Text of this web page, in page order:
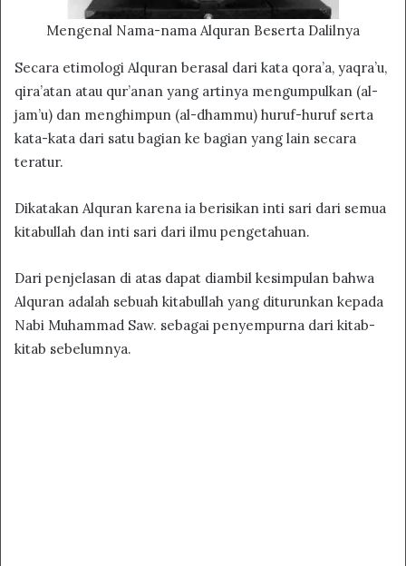
Mengenal Nama-nama Alquran Beserta Dalilnya
Secara etimologi Alquran berasal dari kata qora’a, yaqra’u,
qira’atan atau qur’anan yang artinya mengumpulkan (al-
jam’u) dan menghimpun (al-dhammu) huruf-huruf serta
kata-kata dari satu bagian ke bagian yang lain secara
teratur.
Dikatakan Alquran karena ia berisikan inti sari dari semua
kitabullah dan inti sari dari ilmu pengetahuan.
Dari penjelasan di atas dapat diambil kesimpulan bahwa
Alquran adalah sebuah kitabullah yang diturunkan kepada
Nabi Muhammad Saw. sebagai penyempurna dari kitab-
kitab sebelumnya.